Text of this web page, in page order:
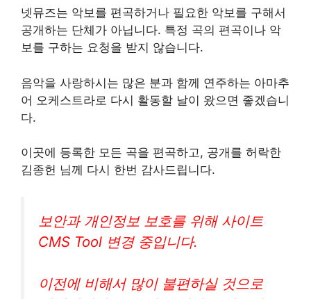
넷뮤즈는 악보를 편곡하거나 필요한 악보를 구해서
공개하는 단체가 아닙니다. 특정 곡의 편곡이나 악
보를 구하는 요청을 받지 않습니다.
음악을 사랑하시는 많은 분과 함께 연주하는 아마추
어 오케스트라로 다시 활동할 날이 왔으면 좋겠습니
다.
이곳에 등록한 모든 곡을 편곡하고, 공개를 허락한
김종헌 님께 다시 한번 감사드립니다.
보안과 개인정보 보호를 위해 사이트
CMS Tool 변경 중입니다.
이전에 비해서 많이 불편하실 것으로